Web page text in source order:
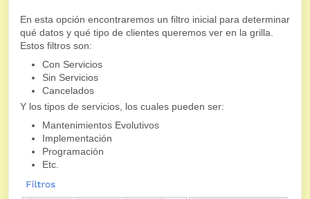
En esta opción encontraremos un filtro inicial para determinar
qué datos y qué tipo de clientes queremos ver en la grilla.
Estos filtros son:
Con Servicios
Sin Servicios
Cancelados
Y los tipos de servicios, los cuales pueden ser:
Mantenimientos Evolutivos
Implementación
Programación
Etc.